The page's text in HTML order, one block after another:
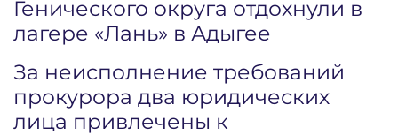
Генического округа отдохнули в
лагере «Лань» в Адыгее
За неисполнение требований
прокурора два юридических
лица привлечены к